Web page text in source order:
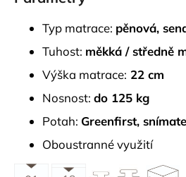
5
Typ matrace: pěnová,
Tuhost: měkká / středně
Výška matrace: 22 cm
Nosnost: do 125 kg
Potah: Greenfirst,
Oboustranné využití
HLEDAT